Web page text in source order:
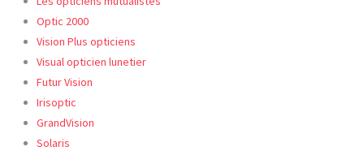
Optic 2000
Vision Plus opticiens
Visual opticien lunetier
Futur Vision
Irisoptic
GrandVision
Solaris